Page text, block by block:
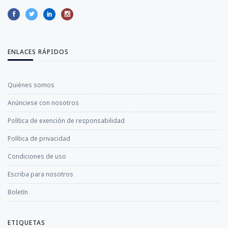
ENLACES RÁPIDOS
Quiénes somos
Anúnciese con nosotros
Política de exención de responsabilidad
Política de privacidad
Condiciones de uso
Escriba para nosotros
Boletín
ETIQUETAS